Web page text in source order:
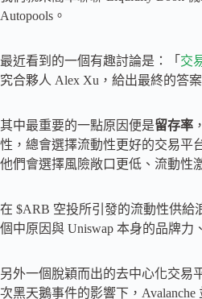
Autopools。
最近看到的一個有趣討論是：「 交
究合夥人 Alex Xu，給出最終的答
其中最重要的一點原因便是留存率
性，總會選擇流動性更好的交易平
他們會選擇風險敞口更低、流動性
在 $ARB 空投所引發的流動性供給
個中原因與 Uniswap 本身的品牌力
另外一個脫穎而出的去中心化交易
次黑天鵝事件的影響下，